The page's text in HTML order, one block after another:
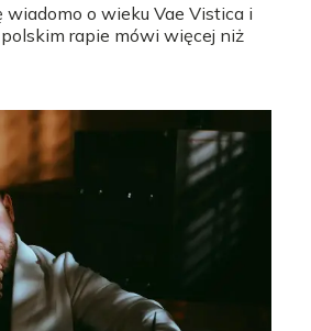
o wieku Vae Vistica i
rapie mówi więcej niż